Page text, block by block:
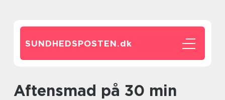
SUNDHEDSPOSTEN.dk
aftensmad på 30 min